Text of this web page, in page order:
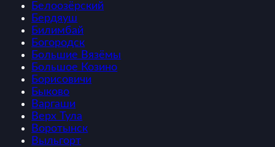
Белоозёрский
Бердяуш
Билимбай
Богородск
Большие Вязёмы
Большое Козино
Борисовичи
Быково
Варгаши
Верх Тула
Воротынск
Выльгорт